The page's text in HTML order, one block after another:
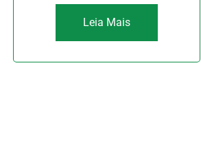
Leia Mais